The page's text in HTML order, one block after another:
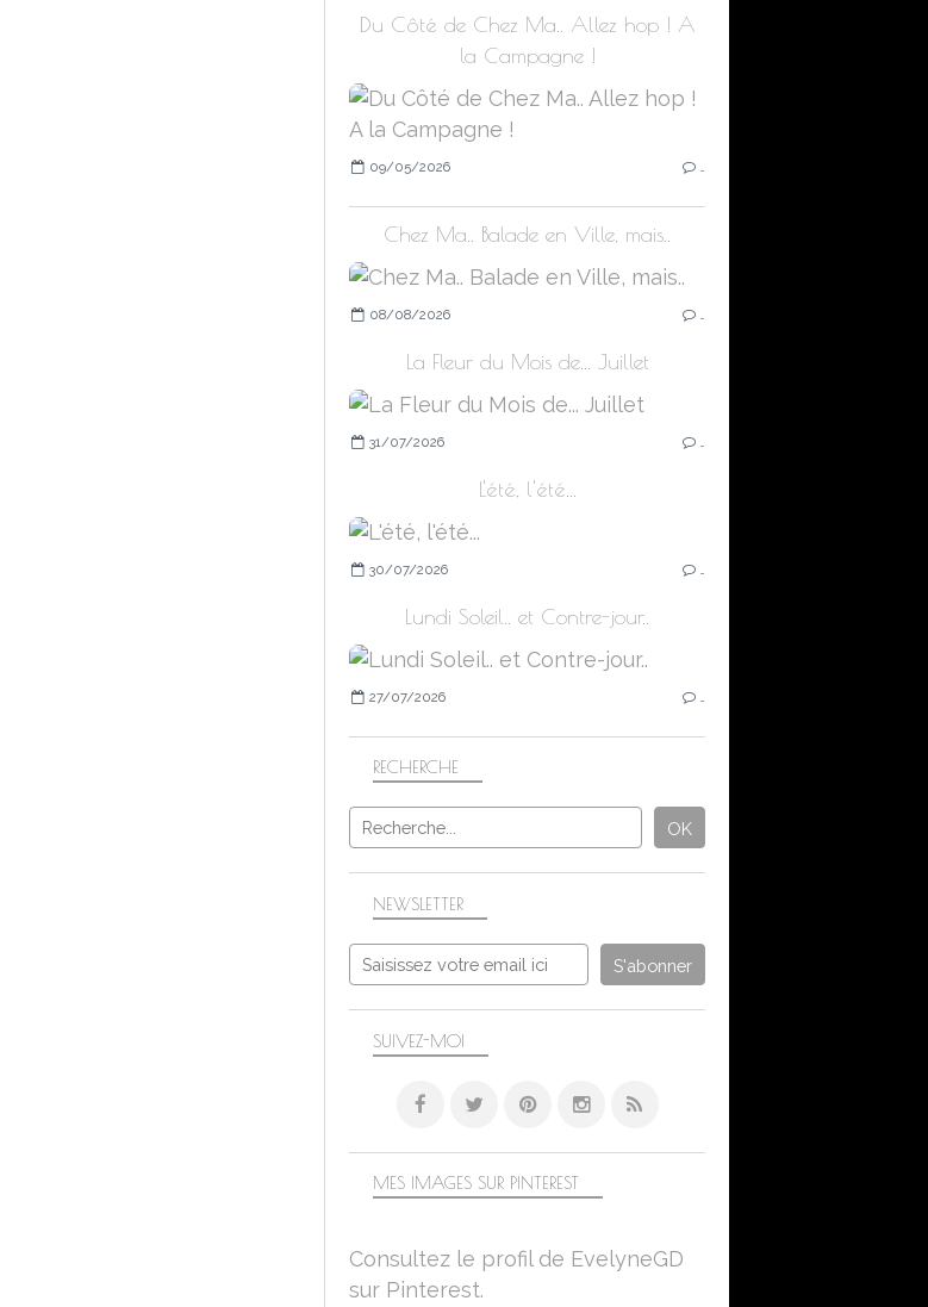
NEWSLETTER
SUIVEZ-MOI
RECHERCHE
Du Côté de Chez Ma.. Allez hop ! A
la Campagne !
09/05/2026
Chez Ma.. Balade en Ville, mais..
08/08/2026
La Fleur du Mois de... Juillet
31/07/2026
L'été, l'été...
30/07/2026
Lundi Soleil.. et Contre-jour..
27/07/2026
MES IMAGES SUR PINTEREST
Consultez le profil de EvelyneGD
sur Pinterest.